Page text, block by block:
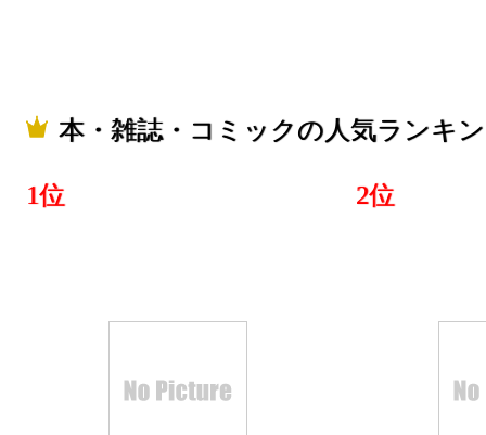
2026/05/10
グ：11位
本・雑誌・コミックの人気ランキ
1位 2位